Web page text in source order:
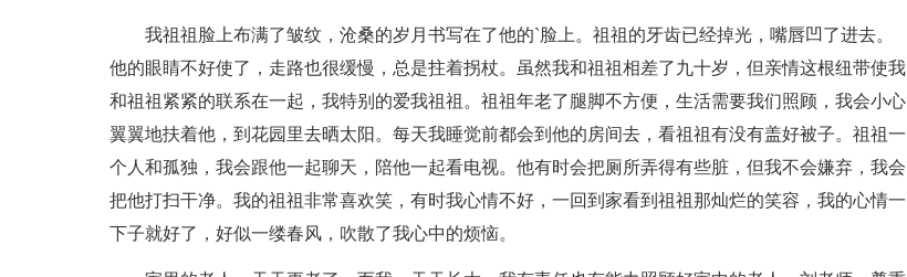
我祖祖脸上布满了皱纹，沧桑的岁月书写在了他的`脸上。祖祖的牙齿已经掉光，嘴唇凹了进去。
他的眼睛不好使了，走路也很缓慢，总是拄着拐杖。虽然我和祖祖相差了九十岁，但亲情这根纽带使我
和祖祖紧紧的联系在一起，我特别的爱我祖祖。祖祖年老了腿脚不方便，生活需要我们照顾，我会小心
翼翼地扶着他，到花园里去晒太阳。每天我睡觉前都会到他的房间去，看祖祖有没有盖好被子。祖祖一
个人和孤独，我会跟他一起聊天，陪他一起看电视。他有时会把厕所弄得有些脏，但我不会嫌弃，我会
把他打扫干净。我的祖祖非常喜欢笑，有时我心情不好，一回到家看到祖祖那灿烂的笑容，我的心情一
下子就好了，好似一缕春风，吹散了我心中的烦恼。